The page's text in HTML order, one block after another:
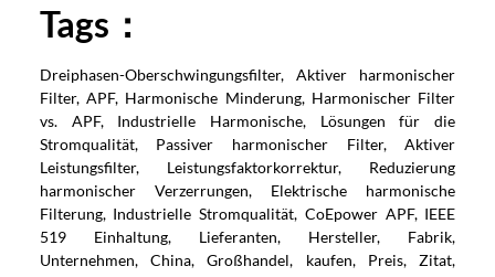
Tags ：
Dreiphasen-Oberschwingungsfilter, Aktiver harmonischer
Filter, APF, Harmonische Minderung, Harmonischer Filter
vs. APF, Industrielle Harmonische, Lösungen für die
Stromqualität, Passiver harmonischer Filter, Aktiver
Leistungsfilter, Leistungsfaktorkorrektur, Reduzierung
harmonischer Verzerrungen, Elektrische harmonische
Filterung, Industrielle Stromqualität, CoEpower APF, IEEE
519 Einhaltung, Lieferanten, Hersteller, Fabrik,
Unternehmen, China, Großhandel, kaufen, Preis, Zitat,